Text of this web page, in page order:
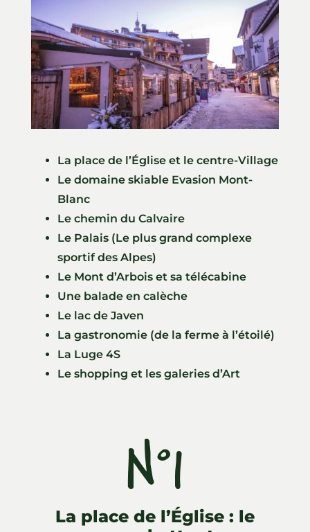
La place de l’Église et le centre-Village
Le domaine skiable Evasion Mont-
Blanc
Le chemin du Calvaire
Le Palais (Le plus grand complexe
sportif des Alpes)
Le Mont d’Arbois et sa télécabine
Une balade en calèche
Le lac de Javen
La gastronomie (de la ferme à l’étoilé)
La Luge 4S
Le shopping et les galeries d’Art
N°1
La place de l’Église : le